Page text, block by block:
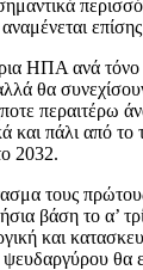
ΗΠΑ ανά
θα
περαιτέρω
πάλι από
2032.
τους
βάση το α’
και